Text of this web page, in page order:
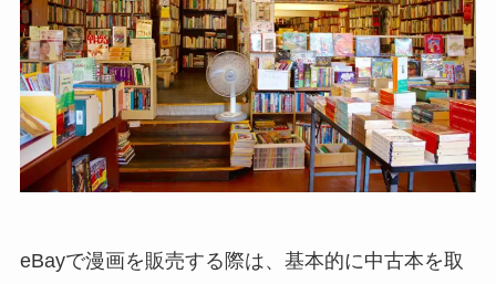
eBayで漫画を販売する際は、基本的に中古本を取